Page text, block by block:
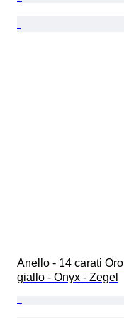
Anello - 14 carati Oro
giallo - Onyx - Zegel